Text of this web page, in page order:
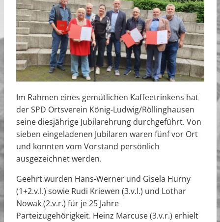
Im Rahmen eines gemütlichen Kaffeetrinkens hat
der SPD Ortsverein König-Ludwig/Röllinghausen
seine diesjährige Jubilarehrung durchgeführt. Von
sieben eingeladenen Jubilaren waren fünf vor Ort
und konnten vom Vorstand persönlich
ausgezeichnet werden.
Geehrt wurden Hans-Werner und Gisela Hurny
(1+2.v.l.) sowie Rudi Kriewen (3.v.l.) und Lothar
Nowak (2.v.r.) für je 25 Jahre
Parteizugehörigkeit. Heinz Marcuse (3.v.r.) erhielt